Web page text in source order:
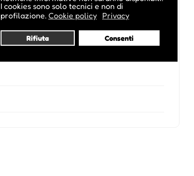
I cookies sono solo tecnici e non di
profilazione. Cookie policy Privacy
Rifiuta Consenti